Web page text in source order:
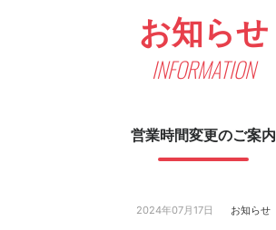
お知らせ
INFORMATION
営業時間変更のご案内
2024年07月17日 お知らせ